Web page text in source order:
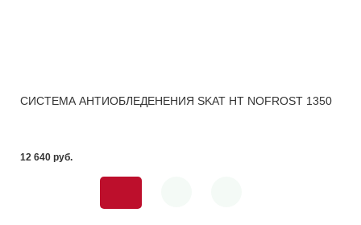
СИСТЕМА АНТИОБЛЕДЕНЕНИЯ SKAT HT NOFROST 1350
12 640 pуб.